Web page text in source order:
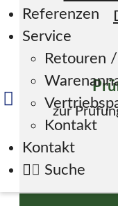
Referenzen
Service
Retouren
Kontakt
Kontakt
Suche
zur